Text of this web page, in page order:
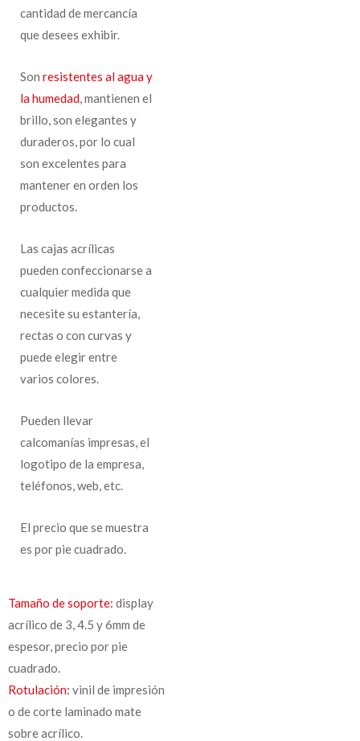
cantidad de mercancía
que desees exhibir.
Son resistentes al agua y
la humedad, mantienen el
brillo, son elegantes y
duraderos, por lo cual
son excelentes para
mantener en orden los
productos.
Las cajas acrílicas
pueden confeccionarse a
cualquier medida que
necesite su estantería,
rectas o con curvas y
puede elegir entre
varios colores.
Pueden llevar
calcomanías impresas, el
logotipo de la empresa,
teléfonos, web, etc.
El precio que se muestra
es por pie cuadrado.
Tamaño de soporte: display
acrílico de 3, 4.5 y 6mm de
espesor, precio por pie
cuadrado.
Rotulación: vinil de impresión
o de corte laminado mate
sobre acrílico.